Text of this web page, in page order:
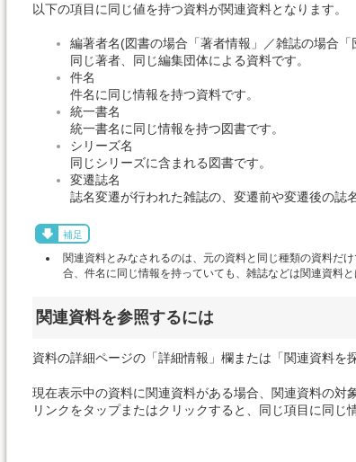
以下の項目に同じ値を持つ資料が関連資料となります。
編著者名(図書の場合「著者情報」／雑誌の場合「
同じ著者、同じ編集団体による資料です。
件名
件名に同じ情報を持つ資料です。
統一書名
統一書名に同じ情報を持つ図書です。
シリーズ名
同じシリーズに含まれる図書です。
変遷誌名
誌名変遷が行われた雑誌の、変遷前や変遷後の誌
補足
関連資料とみなされるのは、元の資料と同じ種類の資料だ
合、件名に同じ情報を持っていても、雑誌などは関連資料と
関連資料を参照するには
資料の詳細ページの「詳細情報」欄または「関連資料を
現在表示中の資料に関連資料がある場合、関連資料の対
リンクをタップまたはクリックすると、同じ項目に同じ